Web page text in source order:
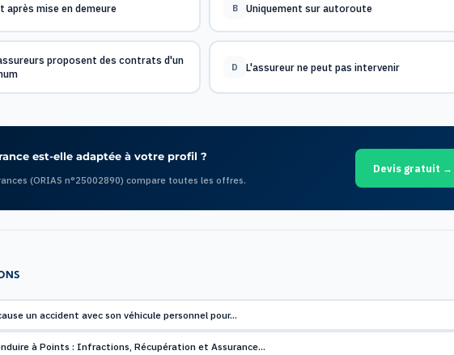
après mise en demeure B Uniquement sur autoroute
proposent des contrats d'un
D L'assureur ne peut pas intervenir
est-elle adaptée à votre profil ?
(ORIAS n°25002890) compare toutes les offres.
Devis gratuit →
un accident avec son véhicule personnel pour…
à Points : Infractions, Récupération et Assurance…